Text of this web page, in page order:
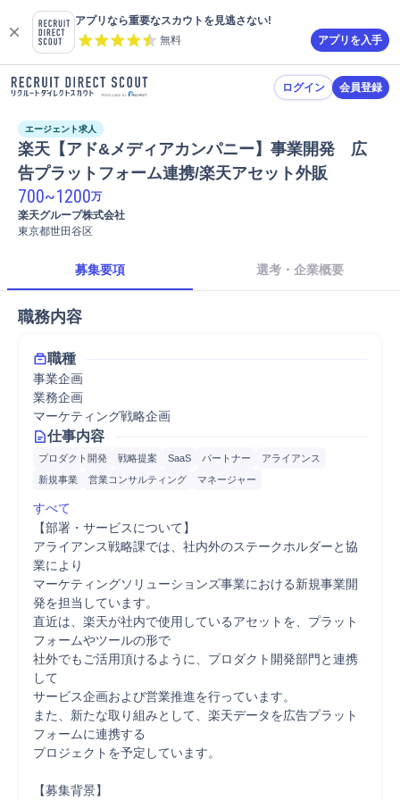
アプリなら重要なスカウトを見逃さない!
無料
アプリを入手
ログイン 会員登録
エージェント求人
楽天【アド&メディアカンパニー】事業開発　広
告プラットフォーム連携/楽天アセット外販
700~1200万
楽天グループ株式会社
東京都世田谷区
募集要項 選考・企業概要
職務内容
職種
事業企画
業務企画
マーケティング戦略企画
仕事内容
プロダクト開発 戦略提案 SaaS パートナー
アライアンス
新規事業
営業コンサルティング マネージャー
すべて
【部署・サービスについて】
アライアンス戦略課では、社内外のステークホルダーと協
業により
マーケティングソリューションズ事業における新規事業開
発を担当しています。
直近は、楽天が社内で使用しているアセットを、プラット
フォームやツールの形で
社外でもご活用頂けるように、プロダクト開発部門と連携
して
サービス企画および営業推進を行っています。
また、新たな取り組みとして、楽天データを広告プラット
フォームに連携する
プロジェクトを予定しています。
【募集背景】